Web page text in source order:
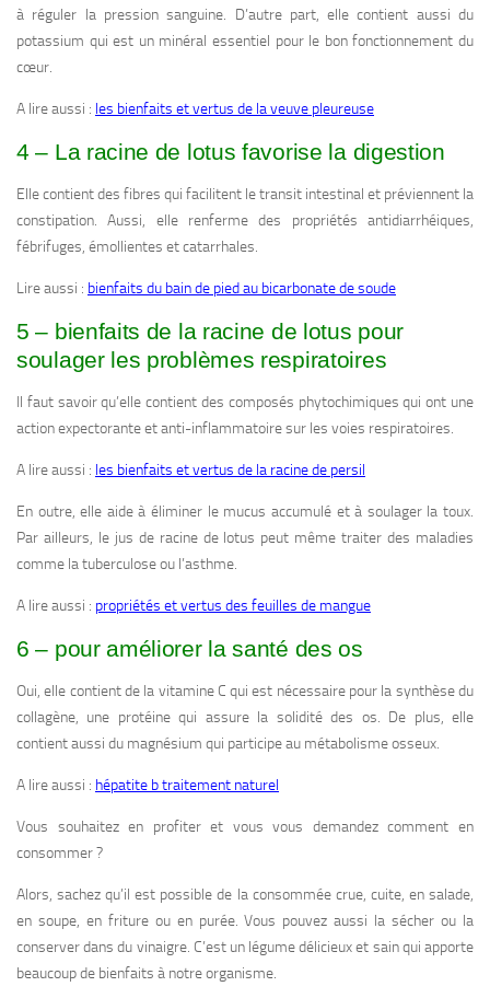
à réguler la pression sanguine. D’autre part, elle contient aussi du
potassium qui est un minéral essentiel pour le bon fonctionnement du
cœur.
A lire aussi : les bienfaits et vertus de la veuve pleureuse
4 – La racine de lotus favorise la digestion
Elle contient des fibres qui facilitent le transit intestinal et préviennent la
constipation. Aussi, elle renferme des propriétés antidiarrhéiques,
fébrifuges, émollientes et catarrhales.
Lire aussi : bienfaits du bain de pied au bicarbonate de soude
5 – bienfaits de la racine de lotus pour
soulager les problèmes respiratoires
Il faut savoir qu’elle contient des composés phytochimiques qui ont une
action expectorante et anti-inflammatoire sur les voies respiratoires.
A lire aussi : les bienfaits et vertus de la racine de persil
En outre, elle aide à éliminer le mucus accumulé et à soulager la toux.
Par ailleurs, le jus de racine de lotus peut même traiter des maladies
comme la tuberculose ou l’asthme.
A lire aussi : propriétés et vertus des feuilles de mangue
6 – pour améliorer la santé des os
Oui, elle contient de la vitamine C qui est nécessaire pour la synthèse du
collagène, une protéine qui assure la solidité des os. De plus, elle
contient aussi du magnésium qui participe au métabolisme osseux.
A lire aussi : hépatite b traitement naturel
Vous souhaitez en profiter et vous vous demandez comment en
consommer ?
Alors, sachez qu’il est possible de la consommée crue, cuite, en salade,
en soupe, en friture ou en purée. Vous pouvez aussi la sécher ou la
conserver dans du vinaigre. C’est un légume délicieux et sain qui apporte
beaucoup de bienfaits à notre organisme.